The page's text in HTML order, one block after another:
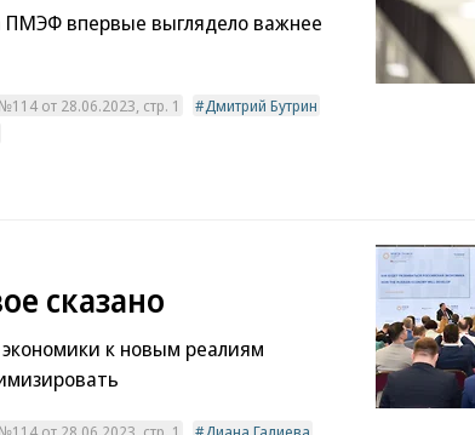
ПМЭФ впервые выглядело важнее
от 28.06.2023, стр. 1
Дмитрий Бутрин
сказано
к новым реалиям